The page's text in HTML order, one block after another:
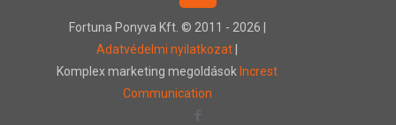
Fortuna Ponyva Kft. © 2011 - 2026 |
Adatvédelmi nyilatkozat
Komplex marketing megoldások Increst
Communication